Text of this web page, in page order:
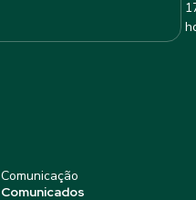
Comunicação
Comunicados